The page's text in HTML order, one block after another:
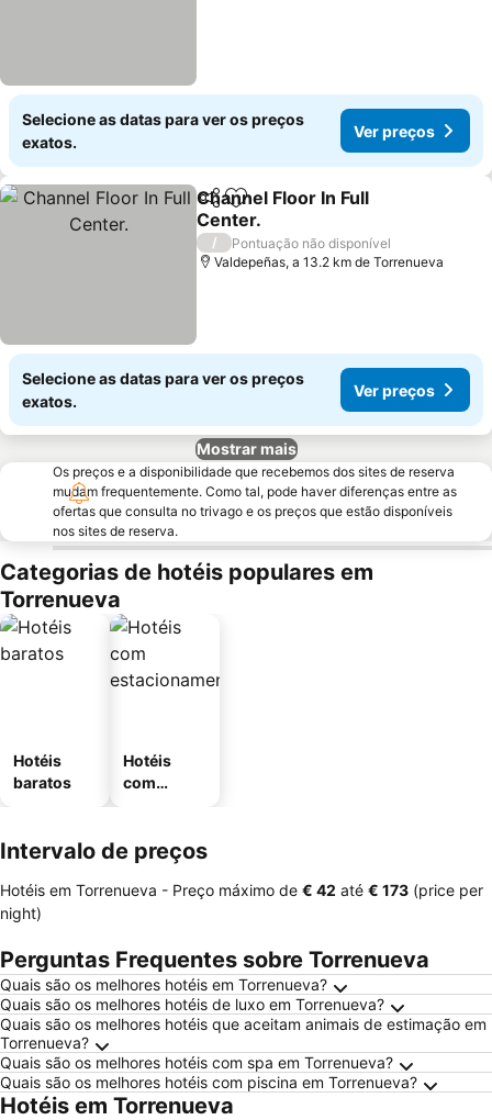
Selecione as datas para ver os preços
exatos.
Ver preços
PartilharAdicionar aos favoritos
Channel Floor In Full
Center.
Ver preços
/
Pontuação não disponível
Valdepeñas, a 13.2 km de Torrenueva
Selecione as datas para ver os preços
exatos.
Ver preços
Mostrar mais
Os preços e a disponibilidade que recebemos dos sites de reserva
mudam frequentemente. Como tal, pode haver diferenças entre as
ofertas que consulta no trivago e os preços que estão disponíveis
nos sites de reserva.
Categorias de hotéis populares em
Torrenueva
Hotéis
baratos
Hotéis
com
Intervalo de preços
Hotéis em Torrenueva - Preço máximo de ‎€ 42 até ‎€ 173 (price per
night)
Perguntas Frequentes sobre Torrenueva
Quais são os melhores hotéis em Torrenueva?
Quais são os melhores hotéis de luxo em Torrenueva?
Quais são os melhores hotéis que aceitam animais de estimação em
Torrenueva?
Quais são os melhores hotéis com spa em Torrenueva?
Quais são os melhores hotéis com piscina em Torrenueva?
Hotéis em Torrenueva